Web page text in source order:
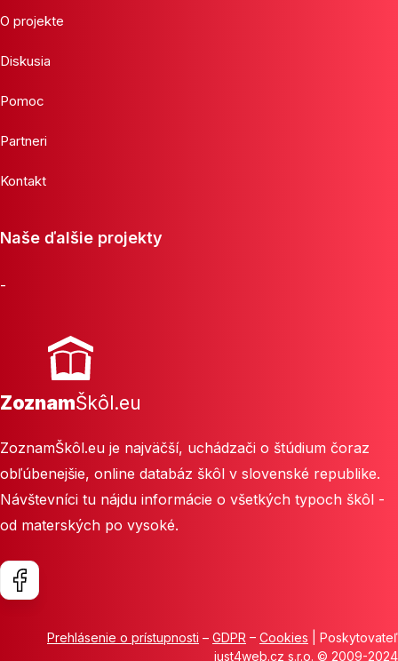
O projekte
Diskusia
Pomoc
Partneri
Kontakt
Naše ďalšie projekty
-
ZoznamŠkôl.eu
ZoznamŠkôl.eu je najväčší, uchádzači o štúdium čoraz
obľúbenejšie, online databáz škôl v slovenské republike.
Návštevníci tu nájdu informácie o všetkých typoch škôl -
od materských po vysoké.
Prehlásenie o prístupnosti – GDPR – Cookies | Poskytovateľ
just4web.cz s.r.o. © 2009-2024